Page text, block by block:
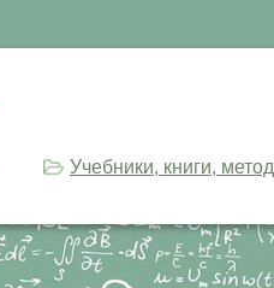
Учебники, книги,